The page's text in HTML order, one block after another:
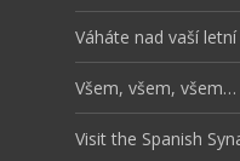
Váháte nad vaší
Všem, všem, všem…
Visit the Spanish